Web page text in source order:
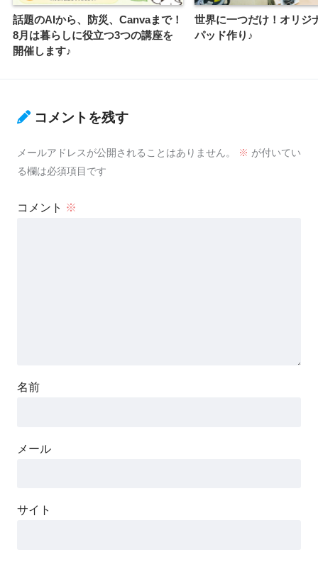
話題のAIから、防災、Canvaまで！
8月は暮らしに役立つ3つの講座を
開催します♪
世界に一つだけ！オリジ
パッド作り♪
コメントを残す
メールアドレスが公開されることはありません。 ※ が付いてい
る欄は必須項目です
コメント ※
名前
メール
サイト